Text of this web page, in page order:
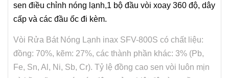
sen điều chỉnh nóng lạnh,1 bộ đầu vòi xoay 360 độ, dây
cấp và các đầu ốc đi kèm.
Vòi Rửa Bát Nóng Lạnh inax SFV-800S có chất liệu:
đồng: 70%, kẽm: 27%, các thành phần khác: 3% (Pb,
Fe, Sn, Al, Ni, Sb, Cr). Tỷ lệ đồng cao sen vòi luôn mịn